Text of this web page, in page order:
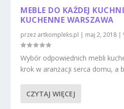
MEBLE DO KAŻDEJ
KUCHENNE WARSZAWA
przez artkompleks.pl | maj 2, 2018 |
Wybór odpowiednich mebli
krok w aranżacji serca domu, a
CZYTAJ WIĘCEJ